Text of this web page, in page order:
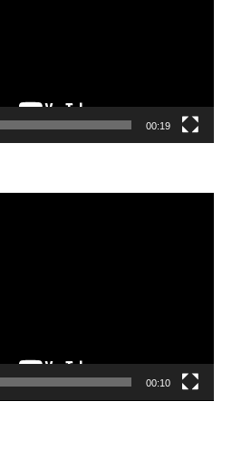
00:19
00:10